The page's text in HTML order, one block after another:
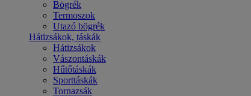
Bögrék
Termoszok
Utazó bögrék
Hátizsákok, táskák
Hátizsákok
Vászontáskák
Hűtőtáskák
Sporttáskák
Tornazsák